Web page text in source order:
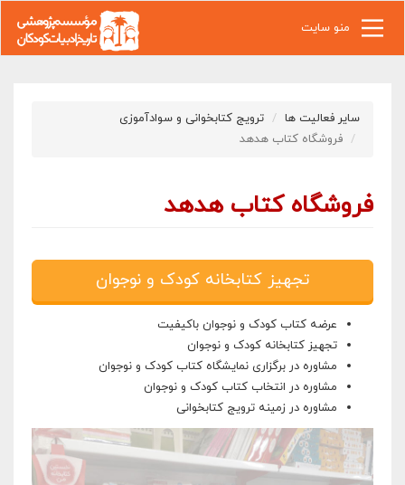
منو سایت
سایر فعالیت ها
ترویج کتابخوانی و سوادآموزی
فروشگاه کتاب هدهد
فروشگاه کتاب هدهد
تجهیز کتابخانه کودک و نوجوان
عرضه کتاب کودک و نوجوان باکیفیت
تجهیز کتابخانه کودک و نوجوان
مشاوره در برگزاری نمایشگاه کتاب کودک و نوجوان
مشاوره در انتخاب کتاب کودک و نوجوان
مشاوره در زمینه ترویج کتابخوانی
hodhod-bookshop.jpg